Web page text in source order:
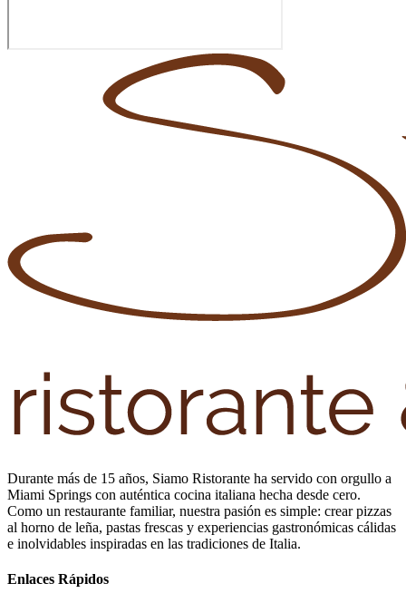
Durante más de 15 años, Siamo Ristorante ha servido con orgullo a
Miami Springs con auténtica cocina italiana hecha desde cero.
Como un restaurante familiar, nuestra pasión es simple: crear pizzas
al horno de leña, pastas frescas y experiencias gastronómicas cálidas
e inolvidables inspiradas en las tradiciones de Italia.
Enlaces Rápidos